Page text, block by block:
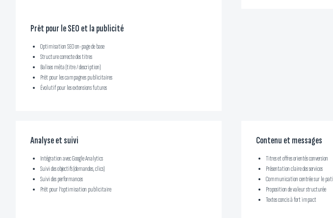
Prêt pour le SEO et la publicité
Optimisation SEO on-page de base
Structure correcte des titres
Balises méta (titre / description)
Prêt pour les campagnes publicitaires
Évolutif pour les extensions futures
Analyse et suivi
Intégration avec Google Analytics
Suivi des objectifs (demandes, clics)
Suivi des performances
Prêt pour l’optimisation publicitaire
Contenu et messages
Titres et offres orientés conversion
Présentation claire des services
Communication centrée sur le
Proposition de valeur structurée
Textes concis à fort impact